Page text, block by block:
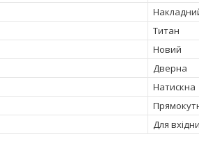
Титан
Новий
Дверна
Натискна
Для